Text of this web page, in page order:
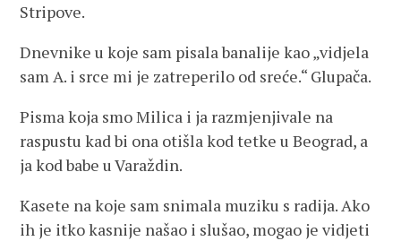
Stripove.
Dnevnike u koje sam pisala banalije kao „vidjela
sam A. i srce mi je zatreperilo od sreće.“ Glupača.
Pisma koja smo Milica i ja razmjenjivale na
raspustu kad bi ona otišla kod tetke u Beograd, a
ja kod babe u Varaždin.
Kasete na koje sam snimala muziku s radija. Ako
ih je itko kasnije našao i slušao, mogao je vidjeti